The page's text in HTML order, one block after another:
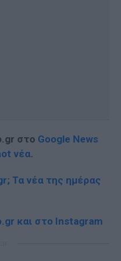
στο Google News
νέα.
Τα νέα της ημέρας
και στο Instagram